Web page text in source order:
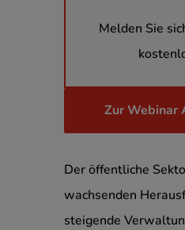
Melden Sie
Zur Webinar
Der öffentliche
wachsenden
steigende